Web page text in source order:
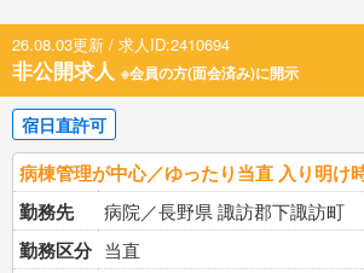
26.08.03更新 / 求人ID:2410694
非公開求人 ※会員の方(面会済み)に開示
宿日直許可
病棟管理が中心／ゆったり当直 入り明け
勤務先
病院／長野県 諏訪郡下諏訪町
勤務区分 当直